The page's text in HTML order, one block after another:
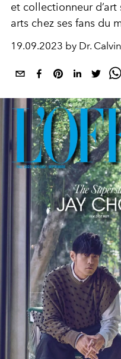
et collectionneur d’art
arts chez ses fans du
19.09.2023 by Dr.